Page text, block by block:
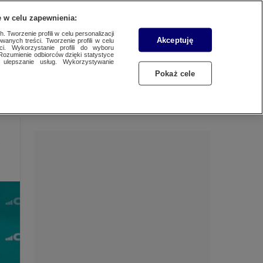
Dzień dobry!
ZALOGUJ SIĘ
w celu zapewnienia:
Tworzenie profili w celu personalizacji
treści. Tworzenie profili w celu
Wykorzystanie profili do wyboru
odbiorców dzięki statystyce
usług. Wykorzystywanie
Akceptuję
Pokaż cele